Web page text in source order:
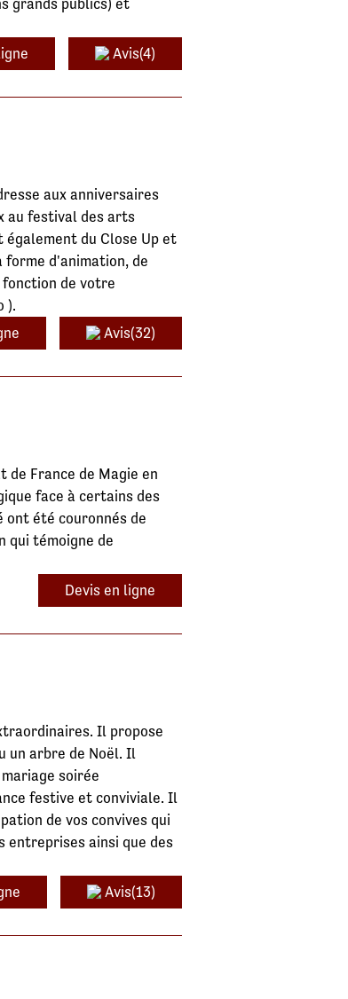
grands publics) et
Avis(4)
aux anniversaires
au festival des arts
du Close Up et
d'animation, de
de votre
).
Avis(32)
de France de Magie en
face à certains des
ont été couronnés de
qui témoigne de
Devis en ligne
Il propose
un arbre de Noël. Il
soirée
festive et conviviale. Il
de vos convives qui
entreprises ainsi que des
Avis(13)